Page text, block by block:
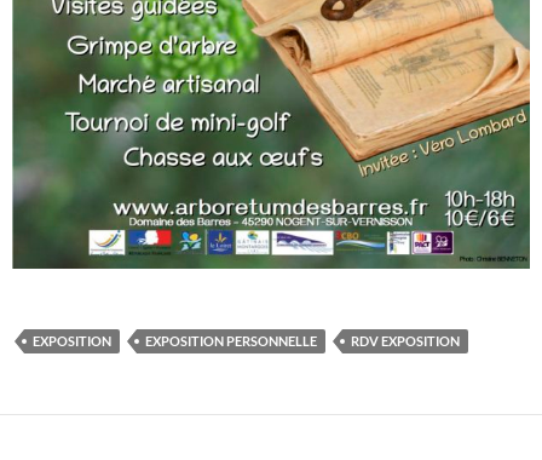
EXPOSITION EXPOSITION PERSONNELLE RDV EXPOSITION